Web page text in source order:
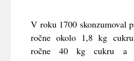
V roku 1700 skonzumoval
ročne okolo 1,8 kg
ročne 40 kg cukru a